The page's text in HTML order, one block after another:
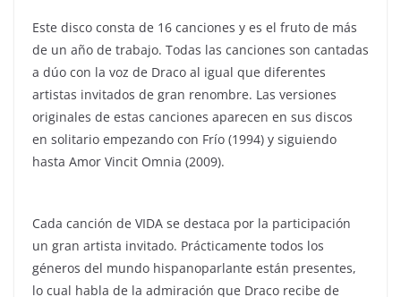
Este disco consta de 16 canciones y es el fruto de más
de un año de trabajo. Todas las canciones son cantadas
a dúo con la voz de Draco al igual que diferentes
artistas invitados de gran renombre. Las versiones
originales de estas canciones aparecen en sus discos
en solitario empezando con Frío (1994) y siguiendo
hasta Amor Vincit Omnia (2009).
Cada canción de VIDA se destaca por la participación
un gran artista invitado. Prácticamente todos los
géneros del mundo hispanoparlante están presentes,
lo cual habla de la admiración que Draco recibe de